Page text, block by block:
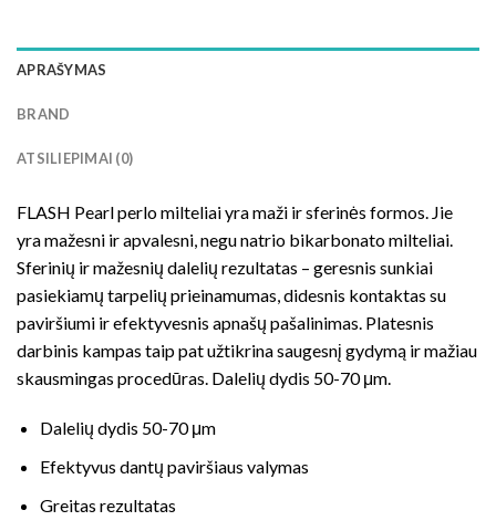
APRAŠYMAS
BRAND
ATSILIEPIMAI (0)
FLASH Pearl perlo milteliai yra maži ir sferinės formos. Jie
yra mažesni ir apvalesni, negu natrio bikarbonato milteliai.
Sferinių ir mažesnių dalelių rezultatas – geresnis sunkiai
pasiekiamų tarpelių prieinamumas, didesnis kontaktas su
paviršiumi ir efektyvesnis apnašų pašalinimas. Platesnis
darbinis kampas taip pat užtikrina saugesnį gydymą ir mažiau
skausmingas procedūras. Dalelių dydis 50-70 μm.
Dalelių dydis 50-70 μm
Efektyvus dantų paviršiaus valymas
Greitas rezultatas